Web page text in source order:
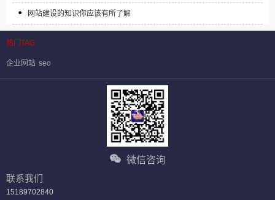
网站建设的知识你应该有所了解
热门TAG
企业网站 seo
微信咨询
联系我们
15189702840